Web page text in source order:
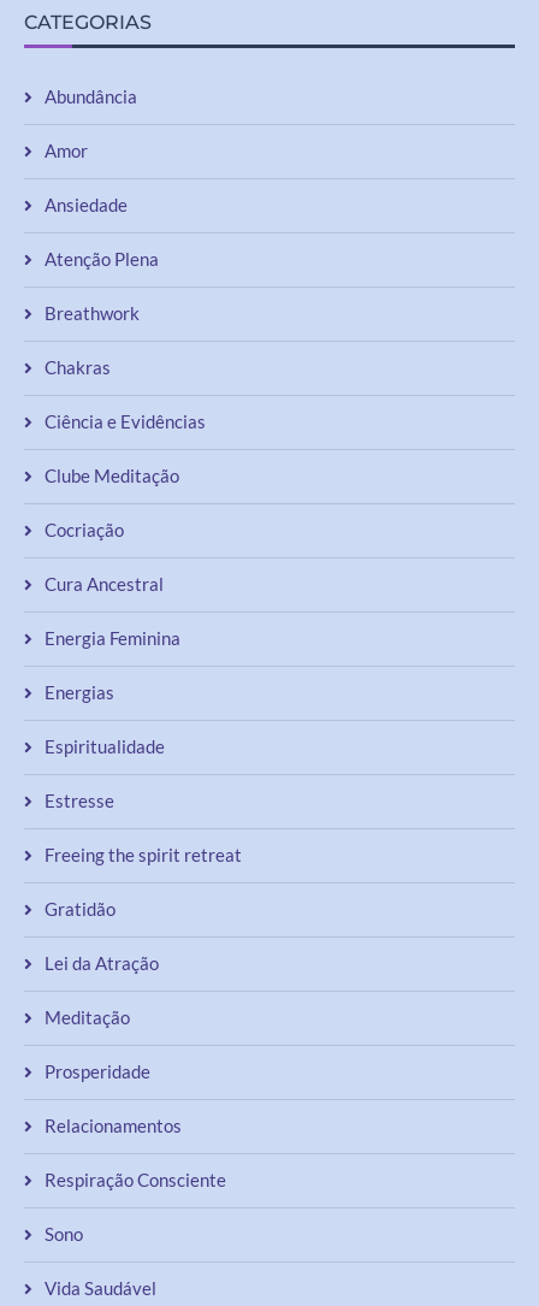
CATEGORIAS
Abundância
Amor
Ansiedade
Atenção Plena
Breathwork
Chakras
Ciência e Evidências
Clube Meditação
Cocriação
Cura Ancestral
Energia Feminina
Energias
Espiritualidade
Estresse
Freeing the spirit retreat
Gratidão
Lei da Atração
Meditação
Prosperidade
Relacionamentos
Respiração Consciente
Sono
Vida Saudável